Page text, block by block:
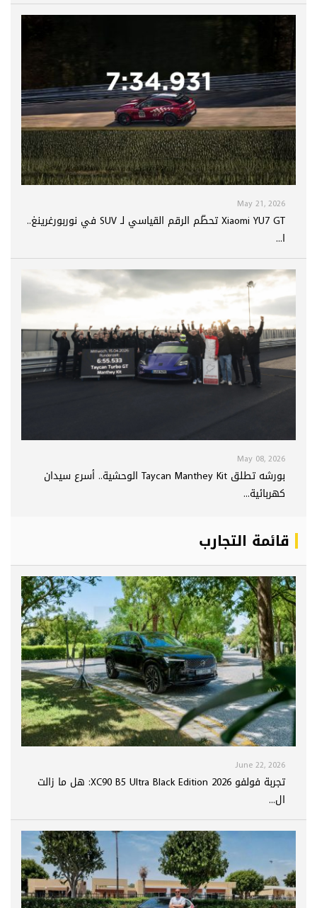
May 21, 2026
Xiaomi YU7 GT تحطّم الرقم القياسي لـ SUV في نوربورغرينغ..
ا...
May 08, 2026
بورشه تطلق Taycan Manthey Kit الوحشية.. أسرع سيدان
كهربائية...
قائمة التجارب
June 22, 2026
تجربة فولفو XC90 B5 Ultra Black Edition 2026: هل ما زالت
ال...